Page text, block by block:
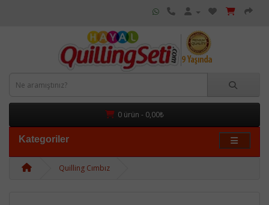
0 ürün - 0,00₺
Kategoriler
Quilling Cımbız